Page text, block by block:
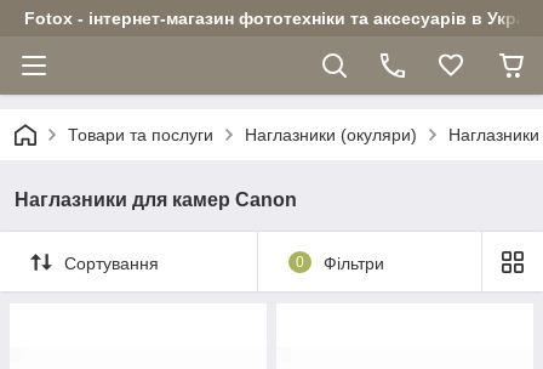
Fotox - інтернет-магазин фототехніки та аксесуарів в
Товари та послуги Наглазники (окуляри)
Наглазники для камер Canon
Сортування 0 Фільтри